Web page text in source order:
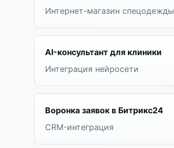
Интернет-магазин спецодежды
AI-консультант для клиники
Интеграция нейросети
Воронка заявок в Битрикс24
CRM-интеграция